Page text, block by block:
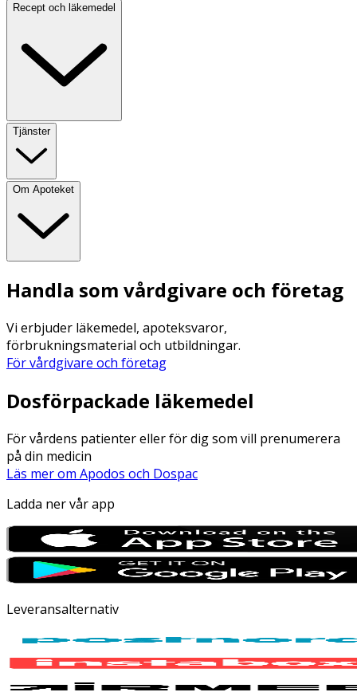
Recept och läkemedel
Tjänster
Om Apoteket
Handla som vårdgivare och företag
Vi erbjuder läkemedel, apoteksvaror,
förbrukningsmaterial och utbildningar.
För vårdgivare och företag
Dosförpackade läkemedel
För vårdens patienter eller för dig som vill prenumerera
på din medicin
Läs mer om Apodos och Dospac
Ladda ner vår app
Leveransalternativ